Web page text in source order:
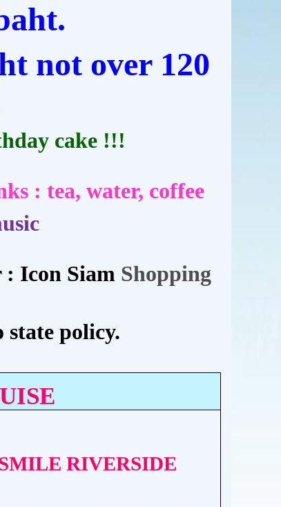
not over 120
cake !!!
: tea, water, coffee
Icon SiamShopping
state policy.
RIVERSIDE